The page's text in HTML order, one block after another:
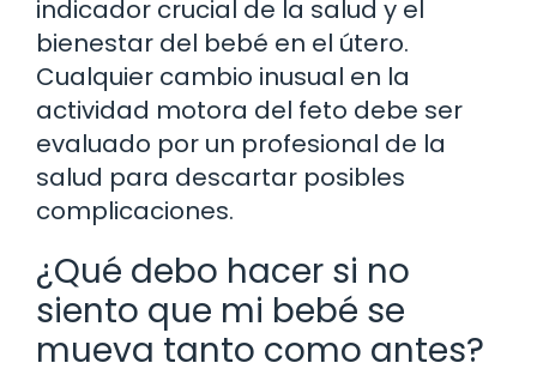
indicador crucial de la salud y el
bienestar del bebé en el útero.
Cualquier cambio inusual en la
actividad motora del feto debe ser
evaluado por un profesional de la
salud para descartar posibles
complicaciones.
¿Qué debo hacer si no
siento que mi bebé se
mueva tanto como antes?